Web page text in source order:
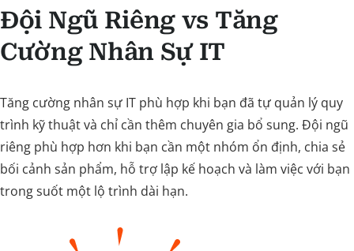
Đội Ngũ Riêng vs Tăng
Cường Nhân Sự IT
Tăng cường nhân sự IT phù hợp khi bạn đã tự quản lý quy
trình kỹ thuật và chỉ cần thêm chuyên gia bổ sung. Đội ngũ
riêng phù hợp hơn khi bạn cần một nhóm ổn định, chia sẻ
bối cảnh sản phẩm, hỗ trợ lập kế hoạch và làm việc với bạn
trong suốt một lộ trình dài hạn.